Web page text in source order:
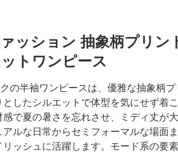
ッション 抽象柄プリン
トワンピース
の半袖ワンピースは、優雅な抽象柄プ
したシルエットで体型を気にせず着
で夏の暑さを忘れさせ、ミディ丈が
アルな日常からセミフォーマルな場面
ッシュに活躍します。モード系の要